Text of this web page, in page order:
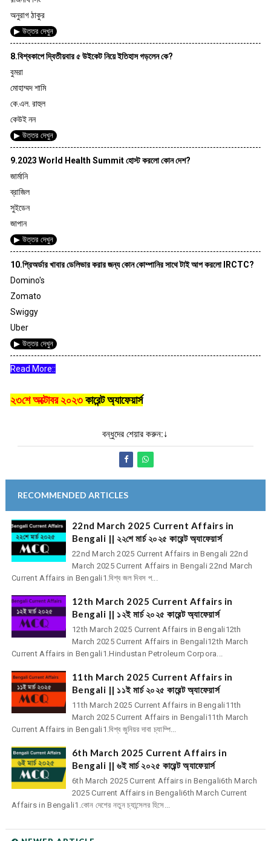
অনুরাগ ঠাকুর
▶ উত্তর দেখুন
8.বিশ্বকাপে দ্বিতীয়বার ৫ উইকেট নিয়ে ইতিহাস গড়লেন কে?
বুমরা
মোহাম্মদ শামি
কে.এল. রাহুল
কেউই নন
▶ উত্তর দেখুন
9.2023 World Health Summit হোস্ট করলো কোন দেশ?
জার্মানি
ব্রাজিল
সুইডেন
জাপান
▶ উত্তর দেখুন
10.প্রিঅর্ডার খাবার ডেলিভার করার জন্য কোন কোম্পানির সাথে টাই আপ করলো IRCTC?
Domino's
Zomato
Swiggy
Uber
▶ উত্তর দেখুন
Read More::
২৩শে অক্টোবর ২০২৩কারেন্ট অ্যাফেয়ার্স
বন্ধুদের শেয়ার করুন:↓
RECOMMENDED ARTICLES
22nd March 2025 Current Affairs in
Bengali || ২২শে মার্চ ২০২৫ কারেন্ট অ্যাফেয়ার্স
22nd March 2025 Current Affairs in Bengali 22nd
March 2025 Current Affairs in Bengali 22nd March
Current Affairs in Bengali1.বিশ্ব জল দিবস প...
12th March 2025 Current Affairs in
Bengali || ১২ই মার্চ ২০২৫ কারেন্ট অ্যাফেয়ার্স
12th March 2025 Current Affairs in Bengali12th
March 2025 Current Affairs in Bengali12th March
Current Affairs in Bengali1.Hindustan Petroleum Corpora...
11th March 2025 Current Affairs in
Bengali || ১১ই মার্চ ২০২৫ কারেন্ট অ্যাফেয়ার্স
11th March 2025 Current Affairs in Bengali11th
March 2025 Current Affairs in Bengali11th March
Current Affairs in Bengali1.বিশ্ব জুনিয়র দাবা চ্যাম্পি...
6th March 2025 Current Affairs in
Bengali || ৬ই মার্চ ২০২৫ কারেন্ট অ্যাফেয়ার্স
6th March 2025 Current Affairs in Bengali6th March
2025 Current Affairs in Bengali6th March Current
Affairs in Bengali1.কোন দেশের নতুন চ্যান্সেলর হিসে...